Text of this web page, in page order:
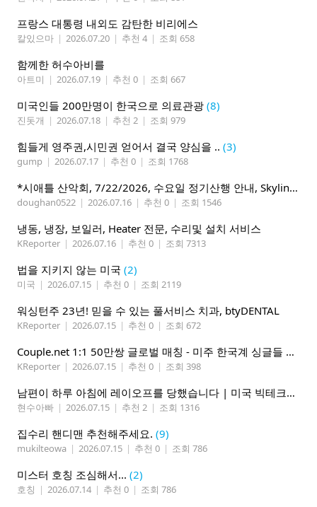
프랑스 대통령 내외도 감탄한 비리에스
칼있으마 | 2026.07.20 | 추천 4 | 조회 658
함께한 허수아비를
아트미 | 2026.07.19 | 추천 0 | 조회 667
미국인들 200만명이 한국으로 의료관광 (8)
진돗개 | 2026.07.18 | 추천 2 | 조회 979
힘들게 영주권,시민권 얻어서 결국 양심을 .. (3)
gump | 2026.07.17 | 추천 0 | 조회 1768
*시애틀 산악회, 7/22/2026, 수요일 정기산행 안내, Skyline Trail Loop(Mt. Rainier)*
doughan0522 | 2026.07.16 | 추천 0 | 조회 1546
냉동, 냉장, 보일러, Heater 전문, 수리및 설치 서비스
KReporter | 2026.07.16 | 추천 0 | 조회 7313
법을 지키지 않는 미국 (2)
미국 | 2026.07.15 | 추천 0 | 조회 2119
워싱턴주 23년! 믿을 수 있는 풀서비스 치과, btyDENTAL
KReporter | 2026.07.15 | 추천 0 | 조회 672
Couple.net 1:1 50만쌍 글로벌 매칭 - 미주 한국계 싱글들 모이세요
KReporter | 2026.07.15 | 추천 0 | 조회 398
남편이 하루 아침에 레이오프를 당했습니다 | 미국 빅테크의 현실
현수아빠 | 2026.07.15 | 추천 2 | 조회 1316
집수리 핸디맨 추천해주세요. (9)
mukilteowa | 2026.07.15 | 추천 0 | 조회 786
미스터 호칭 조심해서... (2)
호칭 | 2026.07.14 | 추천 0 | 조회 786